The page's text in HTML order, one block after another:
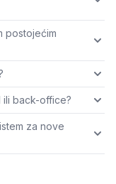
postojećim
ili back-office?
za nove